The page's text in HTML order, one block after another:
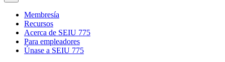
Membresía
Recursos
Acerca de SEIU 775
Para empleadores
Únase a SEIU 775